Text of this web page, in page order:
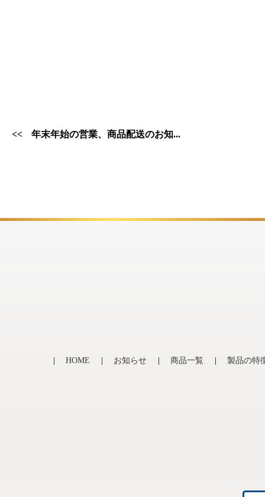
年末年始の営業、商品配送のお知...
HOME お知らせ 商品一覧 製品の特